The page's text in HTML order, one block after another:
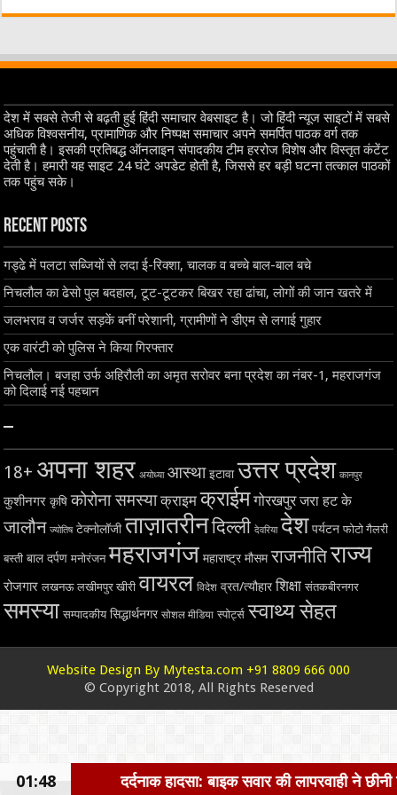
देश में सबसे तेजी से बढ़ती हुई हिंदी समाचार वेबसाइट है। जो हिंदी न्यूज साइटों में सबसे
अधिक विश्वसनीय, प्रामाणिक और निष्पक्ष समाचार अपने समर्पित पाठक वर्ग तक
पहुंचाती है। इसकी प्रतिबद्ध ऑनलाइन संपादकीय टीम हररोज विशेष और विस्तृत कंटेंट
देती है। हमारी यह साइट 24 घंटे अपडेट होती है, जिससे हर बड़ी घटना तत्काल पाठकों
तक पहुंच सके।
Recent Posts
गड्ढे में पलटा सब्जियों से लदा ई-रिक्शा, चालक व बच्चे बाल-बाल बचे
निचलौल का ढेसो पुल बदहाल, टूट-टूटकर बिखर रहा ढांचा, लोगों की जान खतरे में
जलभराव व जर्जर सड़कें बनीं परेशानी, ग्रामीणों ने डीएम से लगाई गुहार
एक वारंटी को पुलिस ने किया गिरफ्तार
निचलौल। बजहा उर्फ अहिरौली का अमृत सरोवर बना प्रदेश का नंबर-1, महराजगंज
को दिलाई नई पहचान
–
18+ अपना शहर अयोध्या आस्था इटावा उत्तर प्रदेश कानपुर
कुशीनगर कृषि कोरोना समस्या क्राइम क्राईम गोरखपुर जरा हट के
जालौन ज्योतिष टेक्नोलॉजी ताज़ातरीनदिल्ली देवरिया देश पर्यटन फोटो गैलरी
बस्ती बाल दर्पण मनोरंजन महराजगंज महाराष्ट्र मौसम राजनीतिराज्य
रोजगार लखनऊ लखीमपुर खीरी वायरल विदेश व्रत/त्यौहार शिक्षा संतकबीरनगर
समस्या सम्पादकीय सिद्धार्थनगर सोशल मीडिया स्पोर्ट्स स्वाथ्य सेहत
Website Design By Mytesta.com +91 8809 666 000
© Copyright 2018, All Rights Reserved
दर्दनाक हादसा: बाइक सवार की लापरवाही ने छीनी जिंदगी, बाइक
01:48